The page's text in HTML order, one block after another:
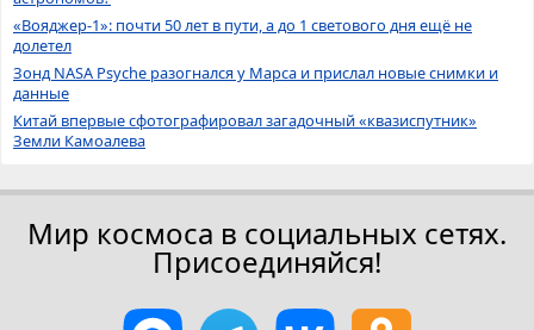
«Вояджер-1»: почти 50 лет в пути, а до 1 светового дня ещё не
долетел
Зонд NASA Psyche разогнался у Марса и прислал новые снимки и
данные
Китай впервые сфотографировал загадочный «квазиспутник»
Земли Камоалева
Мир космоса в социальных сетях.
Присоединяйся!